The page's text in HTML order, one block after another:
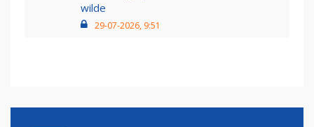
wilde
29-07-2026, 9:51